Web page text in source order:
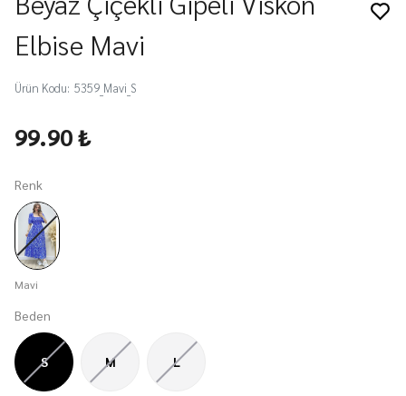
Elbise Mavi
Ürün Kodu: 5359_Mavi_S
99.90 ₺
Renk
Mavi
Beden
S M L